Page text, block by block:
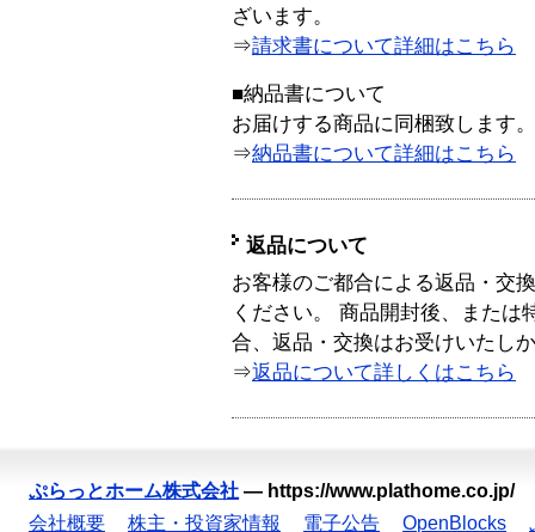
ざいます。
⇒請求書について詳細はこちら
■納品書について
お届けする商品に同梱致します。
⇒納品書について詳細はこちら
返品について
お客様のご都合による返品・交
ください。 商品開封後、または
合、返品・交換はお受けいたし
⇒返品について詳しくはこちら
ぷらっとホーム株式会社 — https://www.plathome.co.jp/
会社概要
株主・投資家情報 電子公告 OpenBlocks